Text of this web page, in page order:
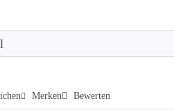
Merken Bewerten